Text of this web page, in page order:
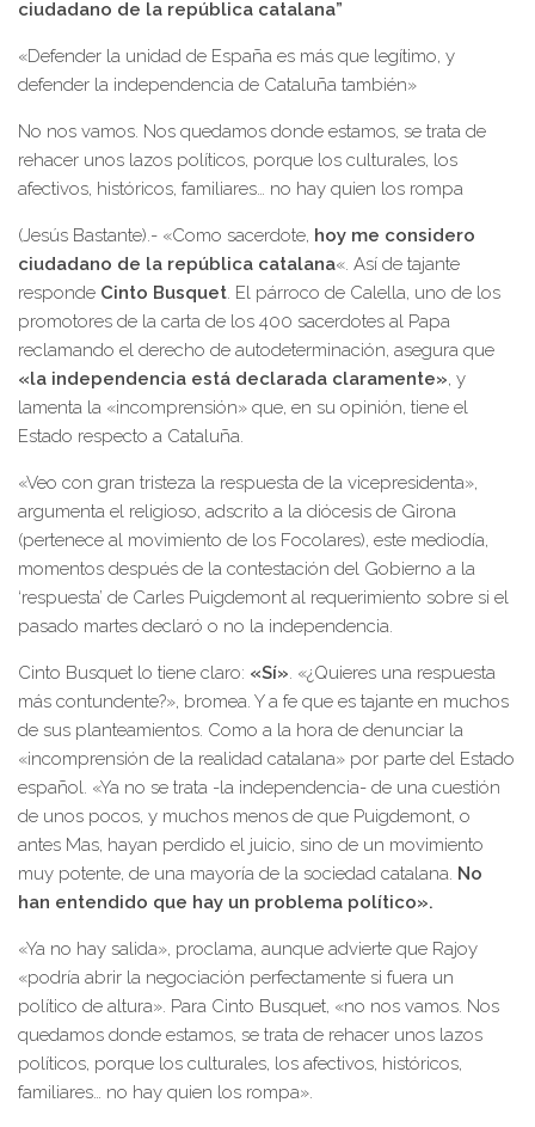
ciudadano de la república catalana”
«Defender la unidad de España es más que legítimo, y
defender la independencia de Cataluña también»
No nos vamos. Nos quedamos donde estamos, se trata de
rehacer unos lazos políticos, porque los culturales, los
afectivos, históricos, familiares… no hay quien los rompa
(Jesús Bastante).- «Como sacerdote, hoy me considero
ciudadano de la república catalana«. Así de tajante
responde Cinto Busquet. El párroco de Calella, uno de los
promotores de la carta de los 400 sacerdotes al Papa
reclamando el derecho de autodeterminación, asegura que
«la independencia está declarada claramente», y
lamenta la «incomprensión» que, en su opinión, tiene el
Estado respecto a Cataluña.
«Veo con gran tristeza la respuesta de la vicepresidenta»,
argumenta el religioso, adscrito a la diócesis de Girona
(pertenece al movimiento de los Focolares), este mediodía,
momentos después de la contestación del Gobierno a la
‘respuesta’ de Carles Puigdemont al requerimiento sobre si el
pasado martes declaró o no la independencia.
Cinto Busquet lo tiene claro: «Sí». «¿Quieres una respuesta
más contundente?», bromea. Y a fe que es tajante en muchos
de sus planteamientos. Como a la hora de denunciar la
«incomprensión de la realidad catalana» por parte del Estado
español. «Ya no se trata -la independencia- de una cuestión
de unos pocos, y muchos menos de que Puigdemont, o
antes Mas, hayan perdido el juicio, sino de un movimiento
muy potente, de una mayoría de la sociedad catalana. No
han entendido que hay un problema político».
«Ya no hay salida», proclama, aunque advierte que Rajoy
«podría abrir la negociación perfectamente si fuera un
político de altura». Para Cinto Busquet, «no nos vamos. Nos
quedamos donde estamos, se trata de rehacer unos lazos
políticos, porque los culturales, los afectivos, históricos,
familiares… no hay quien los rompa».